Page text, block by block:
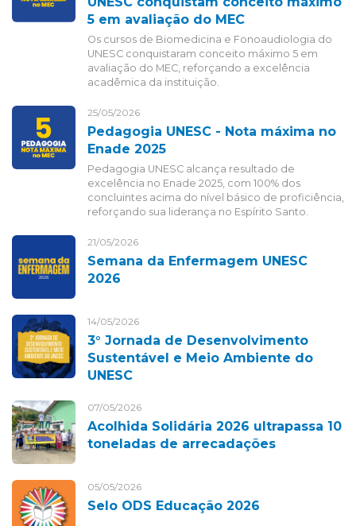
5 em avaliação do MEC
Os cursos de Biomedicina e Fonoaudiologia do
UNESC conquistaram conceito máximo 5 em
avaliação do MEC, reforçando a excelência
acadêmica da instituição.
25/05/2026
Pedagogia UNESC - Nota máxima no
Enade 2025
Pedagogia UNESC alcança resultado de
excelência no Enade 2025, com 100% dos
concluintes acima do nível básico de proficiência,
reforçando sua liderança no Espírito Santo.
21/05/2026
Semana da Enfermagem UNESC
2026
14/05/2026
3° Jornada de Desenvolvimento
Sustentável e Meio Ambiente do
UNESC
07/05/2026
Acolhida Solidária 2026 ultrapassa 10
toneladas de arrecadações
05/05/2026
Selo ODS Educação 2026